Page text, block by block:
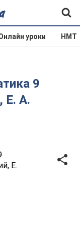
уроки НМТ
9
Е. А.